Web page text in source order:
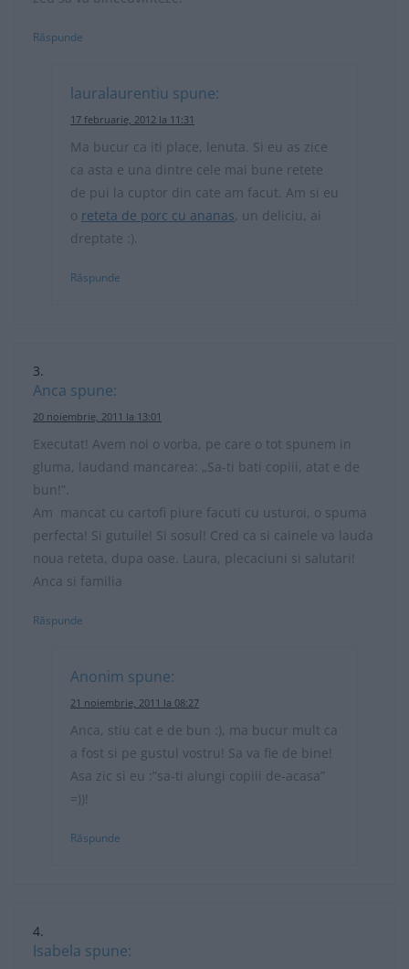
Răspunde
lauralaurentiu spune:
17 februarie, 2012 la 11:31
Ma bucur ca iti place, lenuta. Si eu as zice
ca asta e una dintre cele mai bune retete
de pui la cuptor din cate am facut. Am si eu
o reteta de porc cu ananas, un deliciu, ai
dreptate :).
Răspunde
Anca spune:
20 noiembrie, 2011 la 13:01
Executat! Avem noi o vorba, pe care o tot spunem in
gluma, laudand mancarea: „Sa-ti bati copiii, atat e de
bun!”.
Am mancat cu cartofi piure facuti cu usturoi, o spuma
perfecta! Si gutuile! Si sosul! Cred ca si cainele va lauda
noua reteta, dupa oase. Laura, plecaciuni si salutari!
Anca si familia
Răspunde
Anonim spune:
21 noiembrie, 2011 la 08:27
Anca, stiu cat e de bun :), ma bucur mult ca
a fost si pe gustul vostru! Sa va fie de bine!
Asa zic si eu :”sa-ti alungi copiii de-acasa”
=))!
Răspunde
Isabela spune: